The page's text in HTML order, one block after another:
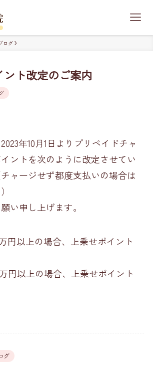
ログ
ント改定のご案内
年10月1日よりプリペイドチャ
ントを次のように改定させてい
ャージせず都度支払いの場合は
い申し上げます。
円以上の場合、上乗せポイント
円以上の場合、上乗せポイント
グ